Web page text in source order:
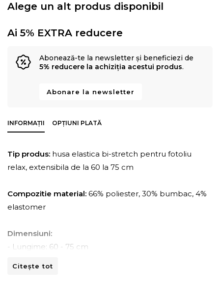
Alege un alt produs disponibil
Ai 5% EXTRA reducere
Abonează-te la newsletter și beneficiezi de
5% reducere la achiziția acestui produs.
Abonare la newsletter
INFORMAȚII OPȚIUNI PLATĂ
Tip produs: husa elastica bi-stretch pentru fotoliu
relax, extensibila de la 60 la 75 cm
Compozitie material: 66% poliester, 30% bumbac, 4%
elastomer
Dimensiuni:
- Lungime: 60 - 75 cm
- Inaltime: 90 -100 cm
Citește tot